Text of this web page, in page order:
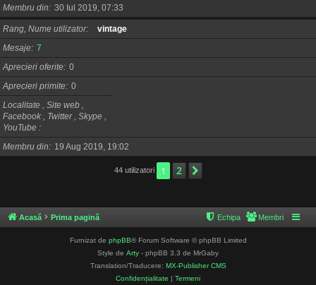
Membru din
30 Iul 2019, 07:33
Rang, Nume utilizator
vintage
Mesaje 7
Aprecieri oferite 0
Aprecieri primite 0
Localitate , Site web ,
Facebook , Twitter , Skype ,
YouTube
Membru din
19 Aug 2019, 19:02
44 utilizatori 1 2
Acasă Prima pagină Membri
Echipa
Furnizat de phpBB® Forum Software © phpBB Limited
Style de Arty - phpBB 3.3 de MrGaby
Translation/Traducere: MX-Publisher CMS
Confidențialitate | Termeni